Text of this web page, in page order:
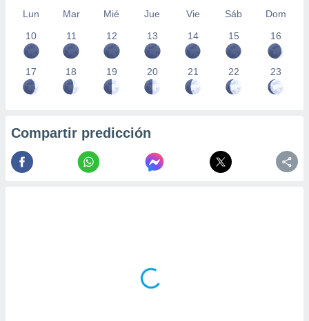
Lun Mar Mié Jue Vie Sáb
Dom
10
11 12 13 14 15 16
17 18 19 20 21 22 23
Compartir predicción